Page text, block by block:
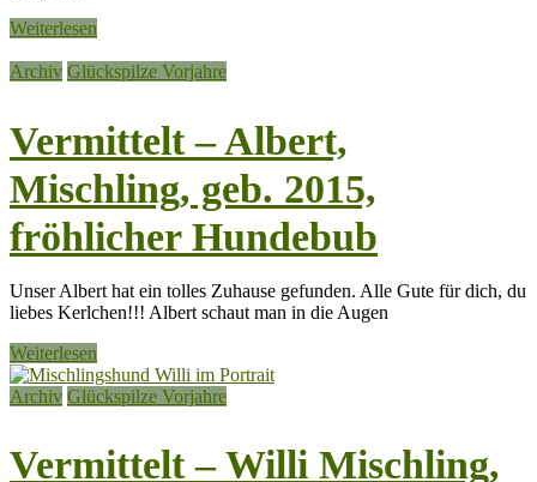
Weiterlesen
Archiv Glückspilze Vorjahre
Vermittelt – Albert,
Mischling, geb. 2015,
fröhlicher Hundebub
Unser Albert hat ein tolles Zuhause gefunden. Alle Gute für dich, du
liebes Kerlchen!!! Albert schaut man in die Augen
Weiterlesen
Archiv Glückspilze Vorjahre
Vermittelt – Willi Mischling,